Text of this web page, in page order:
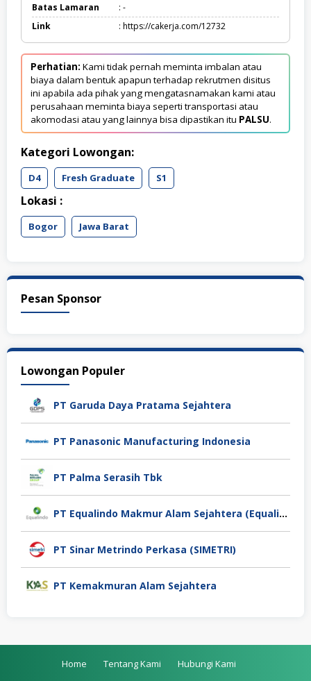
Batas Lamaran
: -
Link
: https://cakerja.com/12732
Perhatian: Kami tidak pernah meminta imbalan atau
biaya dalam bentuk apapun terhadap rekrutmen disitus
ini apabila ada pihak yang mengatasnamakan kami atau
perusahaan meminta biaya seperti transportasi atau
akomodasi atau yang lainnya bisa dipastikan itu PALSU.
Kategori Lowongan:
D4 Fresh Graduate S1
Lokasi :
Bogor Jawa Barat
Pesan Sponsor
Lowongan Populer
PT Garuda Daya Pratama Sejahtera
PT Panasonic Manufacturing Indonesia
PT Palma Serasih Tbk
PT Equalindo Makmur Alam Sejahtera (Equalindo Group)
PT Sinar Metrindo Perkasa (SIMETRI)
PT Kemakmuran Alam Sejahtera
Home Tentang Kami Hubungi Kami